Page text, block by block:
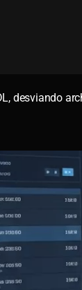
desviando